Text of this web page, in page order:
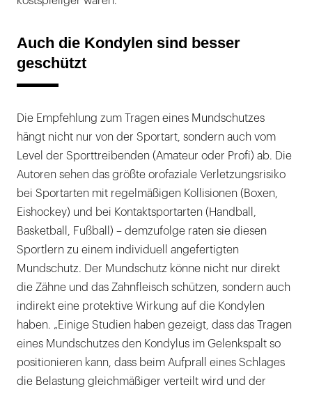
Auch die Kondylen sind besser
geschützt
Die Empfehlung zum Tragen eines Mundschutzes
hängt nicht nur von der Sportart, sondern auch vom
Level der Sporttreibenden (Amateur oder Profi) ab. Die
Autoren sehen das größte orofaziale Verletzungsrisiko
bei Sportarten mit regelmäßigen Kollisionen (Boxen,
Eishockey) und bei Kontaktsportarten (Handball,
Basketball, Fußball) – demzufolge raten sie diesen
Sportlern zu einem individuell angefertigten
Mundschutz. Der Mundschutz könne nicht nur direkt
die Zähne und das Zahnfleisch schützen, sondern auch
indirekt eine protektive Wirkung auf die Kondylen
haben. „Einige Studien haben gezeigt, dass das Tragen
eines Mundschutzes den Kondylus im Gelenkspalt so
positionieren kann, dass beim Aufprall eines Schlages
die Belastung gleichmäßiger verteilt wird und der